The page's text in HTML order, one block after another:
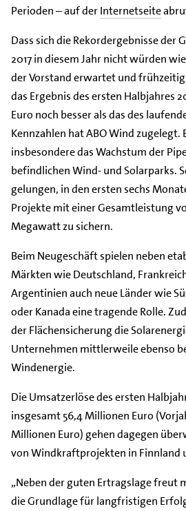
Perioden ­– auf derInternetseite
Dass sich die Rekordergebnisse der
2017 in diesem Jahr nicht würden
der Vorstand erwartet und
das Ergebnis des ersten Halbjahres
Euro noch besser als das des
Kennzahlen hat ABO Wind
insbesondere das Wachstum der
befindlichen Wind- und Solarparks.
gelungen, in den ersten sechs
Projekte mit einer Gesamtleistung
Megawatt zu sichern.
Beim Neugeschäft spielen neben
Märkten wie Deutschland,
Argentinien auch neue Länder wie
oder Kanada eine tragende Rolle.
der Flächensicherung die
Unternehmen mittlerweile ebenso
Windenergie.
Die Umsatzerlöse des ersten
insgesamt 56,4 Millionen Euro
Millionen Euro) gehen dagegen
von Windkraftprojekten in Finnland
„Neben der guten Ertragslage freut
die Grundlage für langfristigen